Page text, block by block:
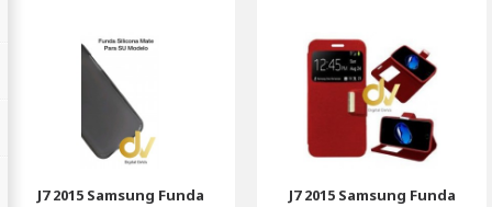
J7 2015 Samsung Funda
J7 2015 Samsung Funda